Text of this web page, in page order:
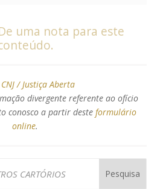
uma nota para este
CNJ / Justiça Aberta
divergente referente ao ofício
conosco a partir deste formulário
online.